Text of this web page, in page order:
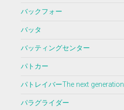
バックフォー
バッタ
バッティングセンター
パトカー
パトレイバーThe next generation
パラグライダー